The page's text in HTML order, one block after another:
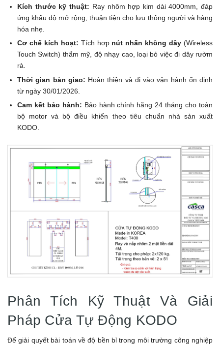
Kích thước kỹ thuật: Ray nhôm hợp kim dài 4000mm, đáp
ứng khẩu độ mở rộng, thuận tiện cho lưu thông người và hàng
hóa nhẹ.
Cơ chế kích hoạt: Tích hợp nút nhấn không dây (Wireless
Touch Switch) thẩm mỹ, độ nhạy cao, loại bỏ việc đi dây rườm
rà.
Thời gian bàn giao: Hoàn thiện và đi vào vận hành ổn định
từ ngày 30/01/2026.
Cam kết bảo hành: Bảo hành chính hãng 24 tháng cho toàn
bộ motor và bộ điều khiển theo tiêu chuẩn nhà sản xuất
KODO.
Phân Tích Kỹ Thuật Và Giải
Pháp Cửa Tự Động KODO
Để giải quyết bài toán về độ bền bỉ trong môi trường công nghiệp